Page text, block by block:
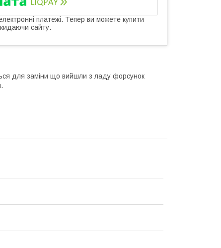
платежі. Тепер ви можете купити
сайту.
для заміни що вийшли з ладу форсунок